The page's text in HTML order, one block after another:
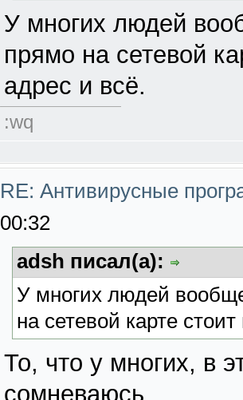
У многих людей
прямо на сетевой
адрес и всё.
:wq
RE: Антивирусные
00:32
adsh писал(а):
У многих людей
на сетевой карте
То, что у многих, в
сомневаюсь